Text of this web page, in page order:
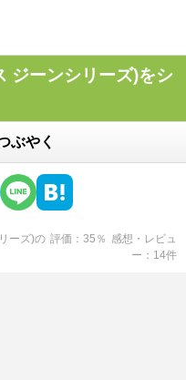
ジーンシリーズ)をシ
ぶやく
ーズ)の 評価 35 ％ 感想・レビュ
ー
14件